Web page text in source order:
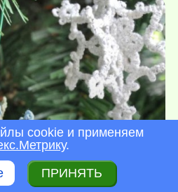
cookie и применяем
.
ПРИНЯТЬ